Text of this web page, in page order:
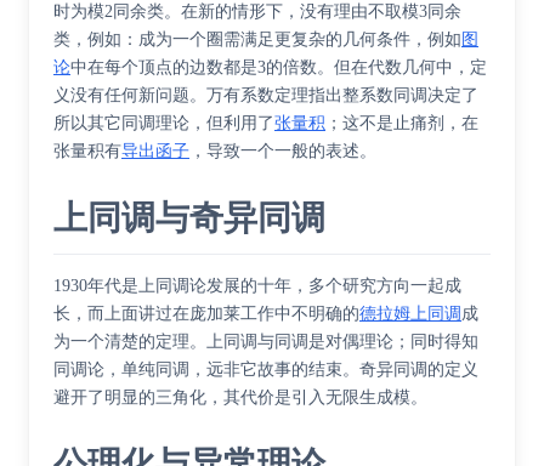
时为模2同余类。在新的情形下，没有理由不取模3同余
类，例如：成为一个圈需满足更复杂的几何条件，例如 图
论中在每个顶点的边数都是3的倍数。但在代数几何中，定
义没有任何新问题。 万有系数定理指出整系数同调决定了
所以其它同调理论，但利用了张量积 ；这不是止痛剂，在
张量积有导出函子 ，导致一个一般的表述。
上同调与奇异同调
1930年代是 上同调论发展的十年，多个研究方向一起成
长，而上面讲过在庞加莱工作中不明确的德拉姆上同调 成
为一个清楚的定理。上同调与同调是对偶理论；同时得知
同调论， 单纯同调 ，远非它故事的结束。 奇异同调 的定义
避开了明显的三角化，其代价是引入无限生成模。